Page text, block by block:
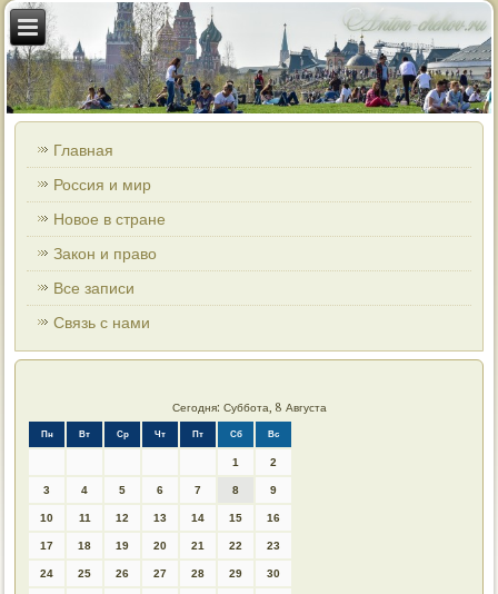
Главная
Россия и мир
Новое в стране
Закон и право
Все записи
Связь с нами
Сегодня: Суббота, 8 Августа
Пн Вт Ср Чт Пт Сб Вс
1 2
3 4 5 6 7 8 9
10 11 12 13 14 15 16
17 18 19 20 21 22 23
24 25 26 27 28 29 30